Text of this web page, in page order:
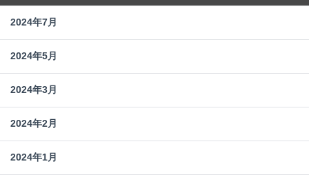
2024年7月
2024年5月
2024年3月
2024年2月
2024年1月